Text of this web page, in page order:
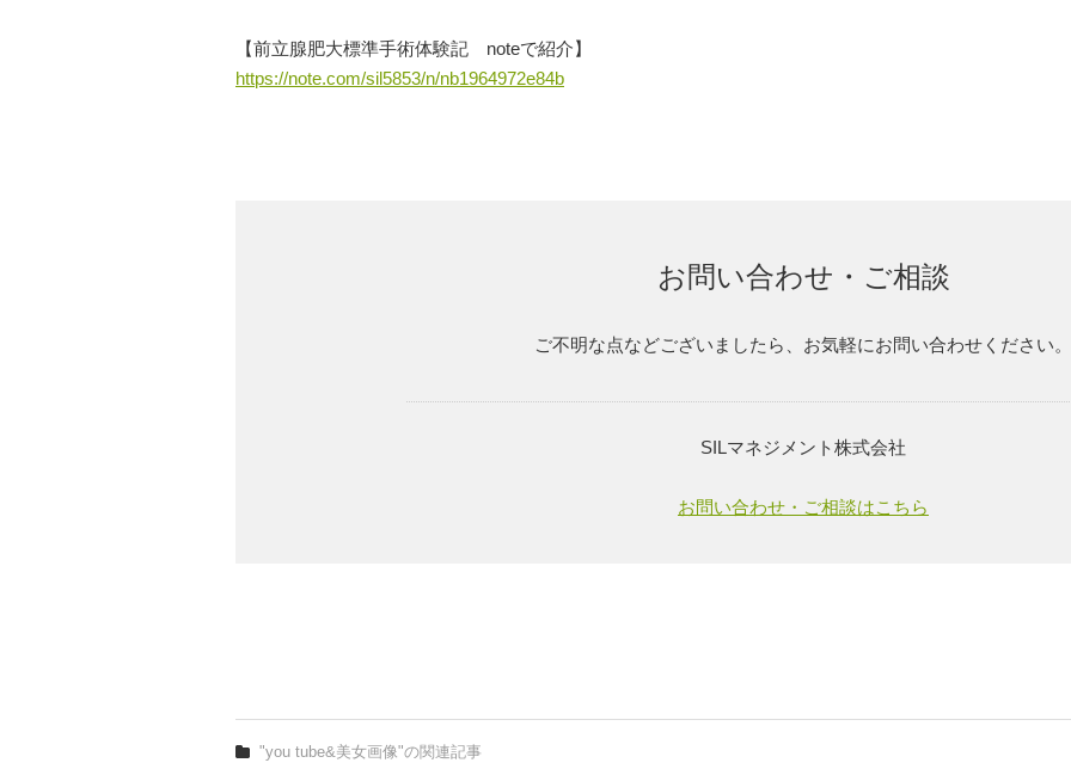
【前立腺肥大標準手術体験記 noteで紹介】
https://note.com/sil5853/n/nb1964972e84b
お問い合わせ・ご相談
ご不明な点などございましたら、お気軽にお問い合わせください。
SILマネジメント株式会社
お問い合わせ・ご相談はこちら
"you tube&美女画像"の関連記事